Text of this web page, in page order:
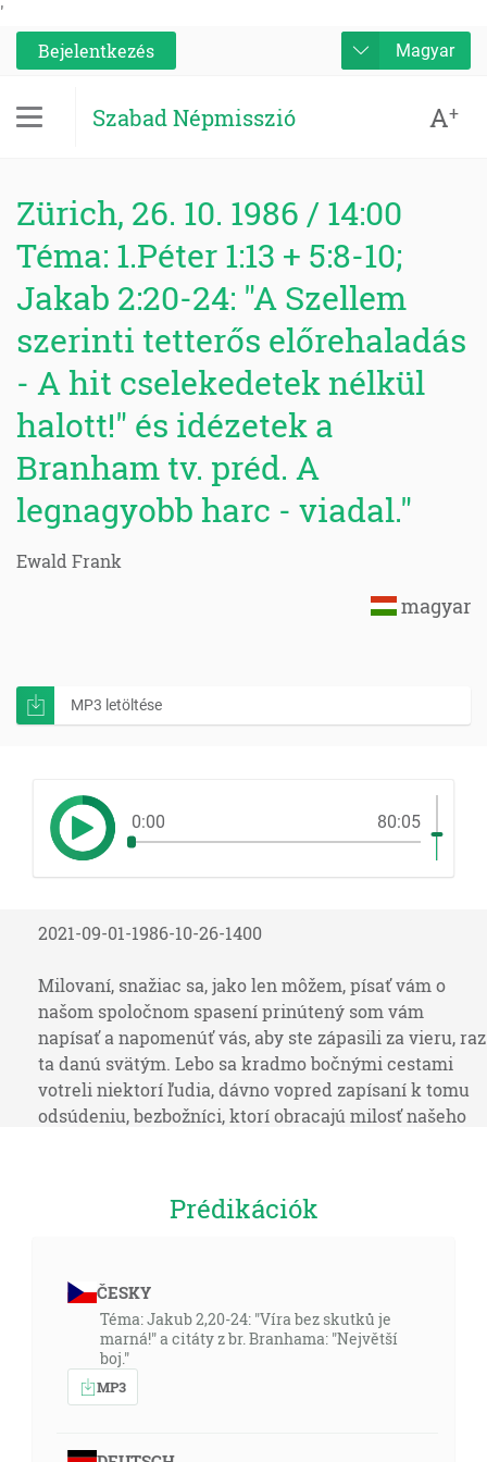
'
Bejelentkezés
Magyar
Szabad Népmisszió A+
Zürich, 26. 10. 1986 / 14:00
Téma: 1.Péter 1:13 + 5:8-10;
Jakab 2:20-24: "A Szellem
szerinti tetterős előrehaladás
- A hit cselekedetek nélkül
halott!" és idézetek a
Branham tv. préd. A
legnagyobb harc - viadal."
Ewald Frank
magyar
MP3 letöltése
0:00 80:05
2021-09-01-1986-10-26-1400
Milovaní, snažiac sa, jako len môžem, písať vám o
našom spoločnom spasení prinútený som vám
napísať a napomenúť vás, aby ste zápasili za vieru, raz
ta danú svätým. Lebo sa kradmo bočnými cestami
votreli niektorí ľudia, dávno vopred zapísaní k tomu
odsúdeniu, bezbožníci, ktorí obracajú milosť našeho
pripomenúť, ktorí raz viete to všetko, že Pán
zachrániac ľud z Egyptskej zeme po druhé tých, ktorí
zachoval strážených pod mrákavou vo večných
putách k súdu veľkého dňa. [Ju 1:3-6]
... ale prijmete moc Svätého Ducha, ktorý prijde na
vás, a budete mi svedkami i v Jeruzaleme i po celom
zeme. [Sk 1:8]
Prédikációk
ČESKY
Téma: Jakub 2,20-24: "Víra bez skutků je
marná!" a citáty z br. Branhama: "Největší
boj."
MP3